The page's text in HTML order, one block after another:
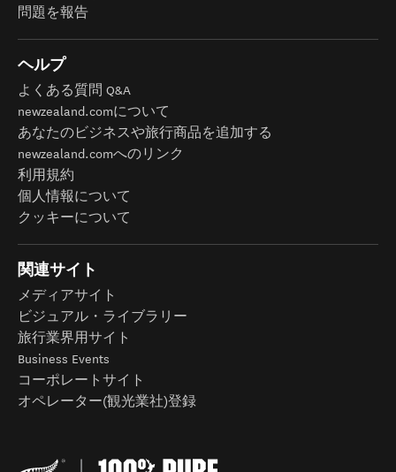
問題を報告
ヘルプ
よくある質問 Q&A
newzealand.comについて
あなたのビジネスや旅行商品を追加する
newzealand.comへのリンク
利用規約
個人情報について
クッキーについて
関連サイト
メディアサイト
ビジュアル・ライブラリー
旅行業界用サイト
Business Events
コーポレートサイト
オペレーター(観光業社)登録